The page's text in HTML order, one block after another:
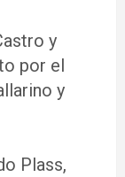
y
por el
y
Plass,